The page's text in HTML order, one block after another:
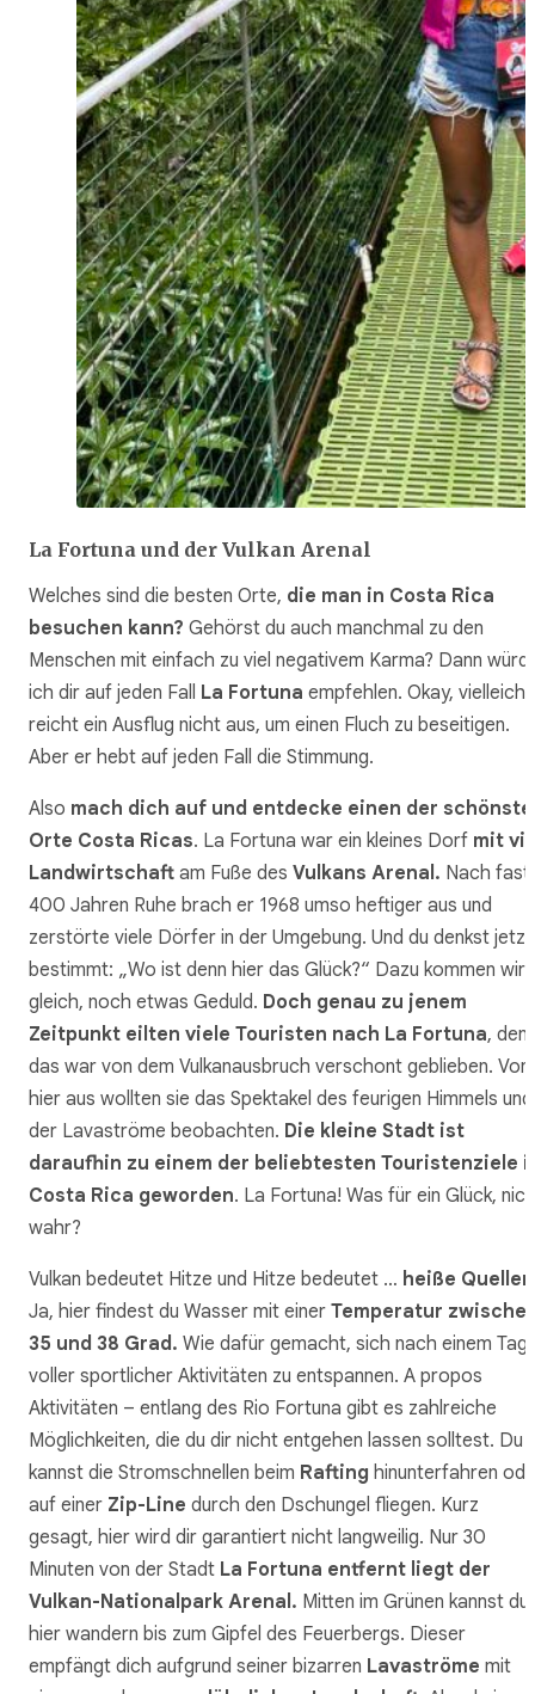
La Fortuna und der Vulkan Arenal
Welches sind die besten Orte, die man in Costa Rica
besuchen kann? Gehörst du auch manchmal zu den
Menschen mit einfach zu viel negativem Karma? Dann
ich dir auf jeden Fall La Fortuna empfehlen. Okay, vielleicht
reicht ein Ausflug nicht aus, um einen Fluch zu beseitigen.
Aber er hebt auf jeden Fall die Stimmung.
Also mach dich auf und entdecke einen der
Orte Costa Ricas. La Fortuna war ein kleines Dorf mit
Landwirtschaft am Fuße des Vulkans Arenal. Nach fast
400 Jahren Ruhe brach er 1968 umso heftiger aus und
zerstörte viele Dörfer in der Umgebung. Und du denkst jetzt
bestimmt: „Wo ist denn hier das Glück?“ Dazu kommen wir
gleich, noch etwas Geduld. Doch genau zu jenem
Zeitpunkt eilten viele Touristen nach La Fortuna,
das war von dem Vulkanausbruch verschont geblieben. Von
hier aus wollten sie das Spektakel des feurigen Himmels und
der Lavaströme beobachten. Die kleine Stadt ist
daraufhin zu einem der beliebtesten Touristenziele
Costa Rica geworden. La Fortuna! Was für ein Glück,
wahr?
Vulkan bedeutet Hitze und Hitze bedeutet … heiße
Ja, hier findest du Wasser mit einer Temperatur
35 und 38 Grad. Wie dafür gemacht, sich nach einem Tag
voller sportlicher Aktivitäten zu entspannen. A propos
Aktivitäten – entlang des Rio Fortuna gibt es zahlreiche
Möglichkeiten, die du dir nicht entgehen lassen solltest. Du
kannst die Stromschnellen beim Rafting hinunterfahren
auf einer Zip-Line durch den Dschungel fliegen. Kurz
gesagt, hier wird dir garantiert nicht langweilig. Nur 30
Minuten von der Stadt La Fortuna entfernt liegt der
Vulkan-Nationalpark Arenal. Mitten im Grünen kannst du
hier wandern bis zum Gipfel des Feuerbergs. Dieser
empfängt dich aufgrund seiner bizarren Lavaströme mit